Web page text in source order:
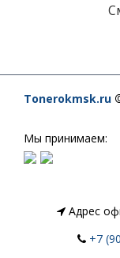
Tonerokmsk.ru
Мы принимаем:
Адрес
+7